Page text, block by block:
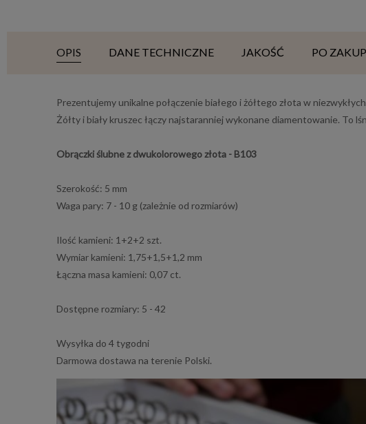
OPIS DANE TECHNICZNE JAKOŚĆ PO
Prezentujemy unikalne połączenie białego i żółtego złota w
Żółty i biały kruszec łączy najstaranniej wykonane diamentowanie. To
Obrączki ślubne z dwukolorowego złota - B103
Szerokość: 5 mm
Waga pary: 7 - 10 g (zależnie od rozmiarów)
Ilość kamieni: 1+2+2 szt.
Wymiar kamieni: 1,75+1,5+1,2 mm
Łączna masa kamieni: 0,07 ct.
Dostępne rozmiary: 5 - 42
Wysyłka do 4 tygodni
Darmowa dostawa na terenie Polski.